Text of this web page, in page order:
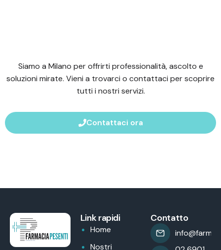
Siamo a Milano per offrirti professionalità, ascolto e
soluzioni mirate. Vieni a trovarci o contattaci per scoprire
tutti i nostri servizi.
Contattaci ora
Link rapidi
Home
Nostri
Contatto